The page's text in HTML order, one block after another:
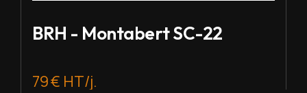
BRH - Montabert SC-22
79 € HT/j.